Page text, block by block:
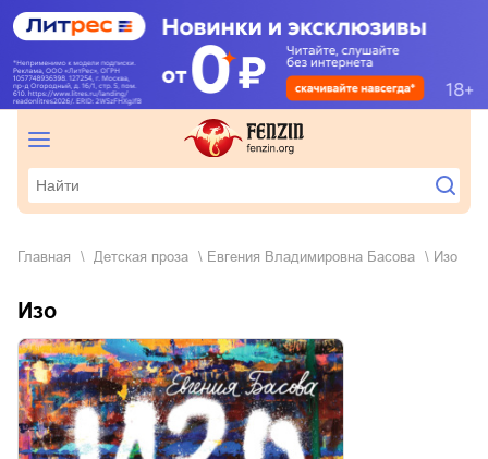
Главная детская проза Евгения Владимировна Басова Изо
Изо